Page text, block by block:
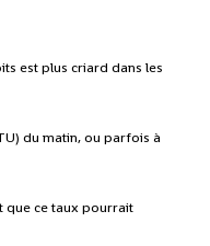
est plus criard dans les
du matin, ou parfois à
que ce taux pourrait